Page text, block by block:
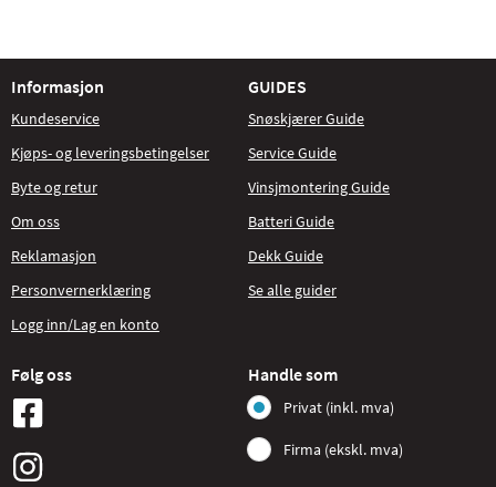
Informasjon
Kundeservice
Kjøps- og leveringsbetingelser
Byte og retur
Om oss
Reklamasjon
Personvernerklæring
Logg inn/Lag en konto
GUIDES
Snøskjærer Guide
Service Guide
Vinsjmontering Guide
Batteri Guide
Dekk Guide
Se alle guider
Følg oss Handle som
Privat (inkl. mva)
Firma (ekskl. mva)